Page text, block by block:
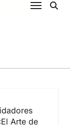
Arte de